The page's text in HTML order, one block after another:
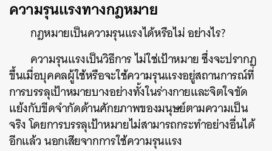
ความรุนแรงทางกฎหมาย
กฎหมายเป็นความรุนแรงได้หรือไม่ อย่างไร?
ความรุนแรงเป็นวิธีการ ไม่ใช่เป้าหมาย ซึ่งจะปรากฏ
ขึ้นเมื่อบุคคลผู้ใช้หรือจะใช้ความรุนแรงอยู่สถานการณ์ที่
การบรรลุเป้าหมายบางอย่างทั้งในร่างกายและจิตใจขัด
แย้งกับขีดจำกัดด้านศักยภาพของมนุษย์ตามความเป็น
จริง โดยการบรรลุเป้าหมายไม่สามารถกระทำอย่างอื่นได้
อีกแล้ว นอกเสียจากการใช้ความรุนแรง